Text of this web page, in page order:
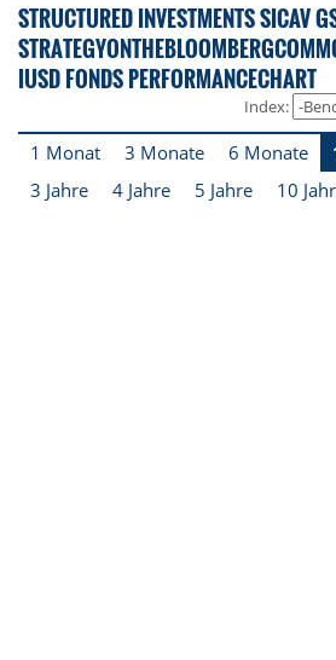
STRUCTURED INVESTMENTS SICAV
IUSD FONDS PERFORMANCECHART
Index:
1 Monat 3 Monate 6 Monate
3 Jahre
4 Jahre 5 Jahre 10